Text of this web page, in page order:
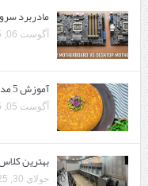
مادربرد
آگوست 06, 2025
آموزش 5 مدل ته دیگ با آرد
آگوست 05, 2025
بهترین
جولای 30, 2025